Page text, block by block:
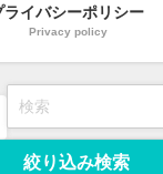
ライバシーポリシー
Privacy policy
絞り込み検索